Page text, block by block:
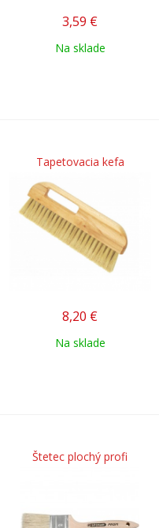
3,59 €
Na sklade
Tapetovacia kefa
8,20 €
Na sklade
Štetec plochý profi